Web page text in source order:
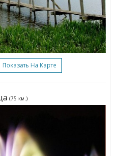
Показать На Карте
(75 км.)